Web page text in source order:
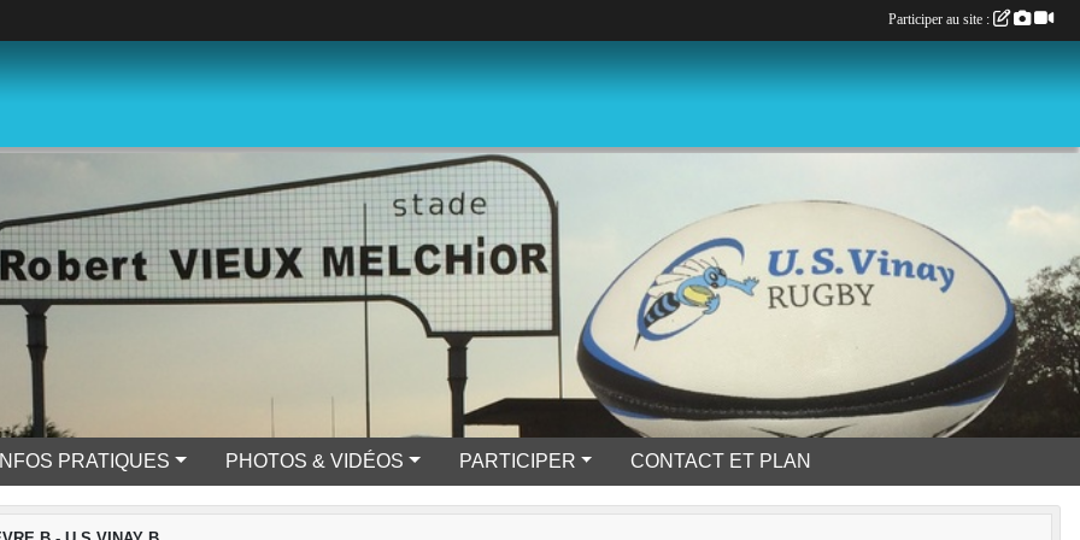
INFOS PRATIQUES PHOTOS & VIDÉOS PARTICIPER CONTACT ET PLAN
Participer au site :